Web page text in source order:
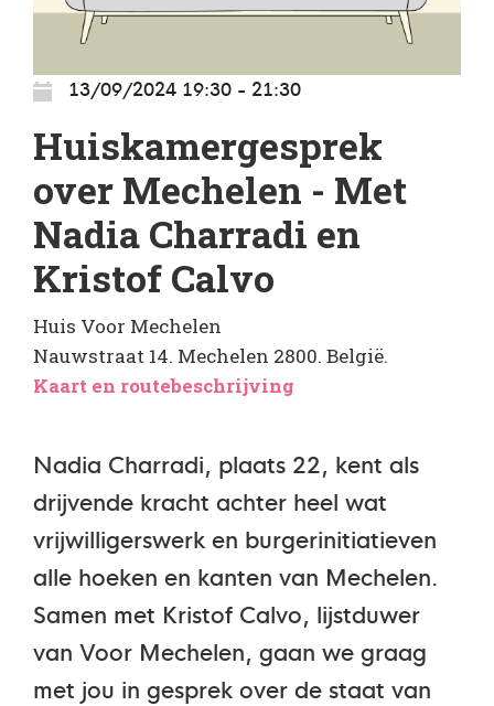
13/09/2024 19:30 - 21:30
Huiskamergesprek
over Mechelen - Met
Nadia Charradi en
Kristof Calvo
Huis Voor Mechelen
Nauwstraat 14. Mechelen 2800. België.
Kaart en routebeschrijving
Nadia Charradi, plaats 22, kent als
drijvende kracht achter heel wat
vrijwilligerswerk en burgerinitiatieven
alle hoeken en kanten van Mechelen.
Samen met Kristof Calvo, lijstduwer
van Voor Mechelen, gaan we graag
met jou in gesprek over de staat van